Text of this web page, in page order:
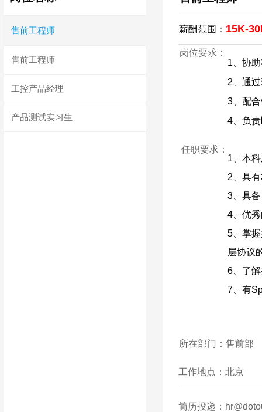
售前工程师
售前工程师
工控产品经理
产品测试实习生
1、协
2、通
3、配
4、负
薪酬范围 ： 15K-
岗位要求：
所在部门：售前部
工作地点：北京
简历投递：
任职要求：
1、本
2、具
3、具
4、优
5、掌
层协议
6、了
7、有